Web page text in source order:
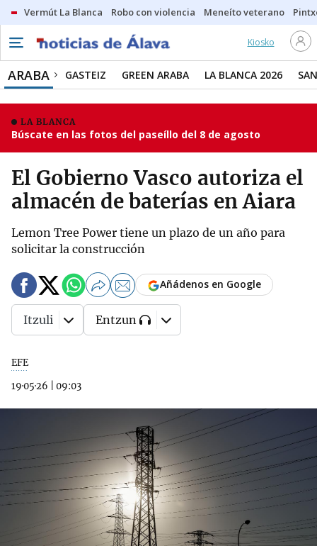
Vermút La Blanca Robo con violencia Meneíto veterano
Kiosko
ARABA GASTEIZ GREEN ARABA LA BLANCA 2026
LA BLANCA
Búscate en las fotos del paseíllo del 8 de agosto
El Gobierno Vasco autoriza el
almacén de baterías en Aiara
Lemon Tree Power tiene un plazo de un año para
solicitar la construcción
EFE
19·05·26
09:03
Añádenos en Google
Itzuli Entzun